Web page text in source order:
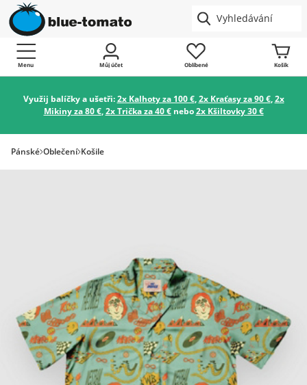
Menu Můj účet Oblíbené Košík
Využij balíčky a ušetři:2x Kalhoty za 100 €,2x Kraťasy za 90 €,2x
Mikiny za 80 €,2x Trička za 40 €nebo2x Kšiltovky 30 €
Pánské Oblečení Košile